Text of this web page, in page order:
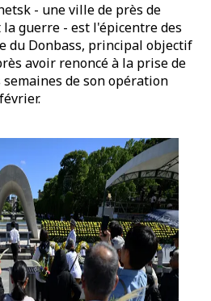
- une ville de près de
guerre - est l'épicentre des
du Donbass, principal objectif
avoir renoncé à la prise de
de son opération